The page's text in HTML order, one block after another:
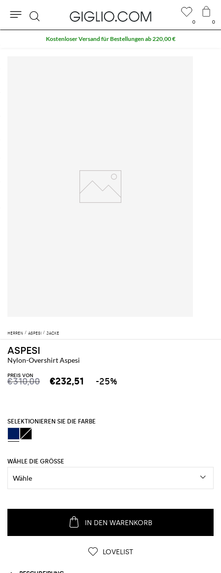
HERREN ASPESI JACKE
ASPESI
Nylon-Overshirt Aspesi
PREIS VON
€310,00 €232,51 -25%
SELEKTIONIEREN SIE DIE FARBE
WÄHLE DIE GRÖSSE
IN DEN WARENKORB
LOVELIST
0 0
Suche
Kostenloser Versand für Bestellungen ab 220,00 €